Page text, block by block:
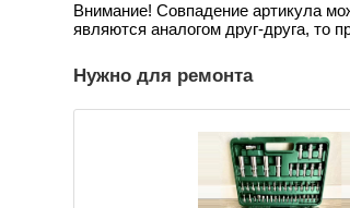
Внимание! Совпадение артикула
являются аналогом друг-друга, то
Нужно для ремонта